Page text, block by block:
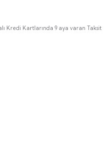
Kredi Kartlarında 9 aya varan Taksit